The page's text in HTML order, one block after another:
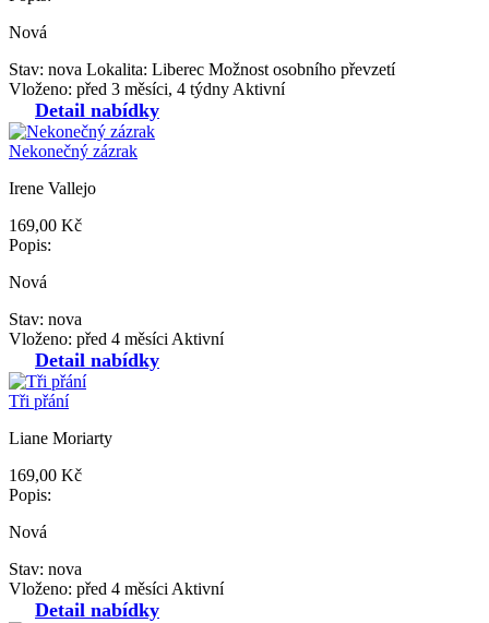
Nová
Stav: nova Lokalita: Liberec Možnost osobního převzetí
Vloženo: před 3 měsíci, 4 týdny Aktivní
Detail nabídky
Nekonečný zázrak
Irene Vallejo
169,00 Kč
Popis:
Nová
Stav: nova
Vloženo: před 4 měsíci Aktivní
Detail nabídky
Tři přání
Liane Moriarty
169,00 Kč
Popis:
Nová
Stav: nova
Vloženo: před 4 měsíci Aktivní
Detail nabídky